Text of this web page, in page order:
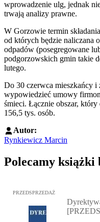
wprowadzenie ulg, jednak
trwają analizy prawne.
W Gorzowie termin
od których będzie naliczana
odpadów (posegregowane
podgorzowskich gmin takie
lutego.
Do 30 czerwca mieszkańcy
wypowiedzieć umowy
śmieci. Łącznie obszar,
156,5 tys. osób.
Autor:
Rynkiewicz Marcin
Polecamy książki
Przejdź do: Dyrektywa
PRZEDSPRZEDAŻ